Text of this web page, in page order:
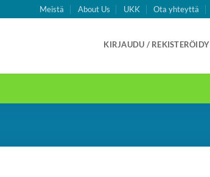
Meistä About Us UKK Ota yhteyttä
KIRJAUDU / REKISTERÖIDY